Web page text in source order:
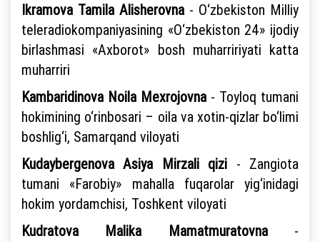
Ikramova Tamila Alisherovna- O‘zbekiston Milliy
teleradiokompaniyasining «O‘zbekiston 24» ijodiy
birlashmasi «Axborot» bosh muharririyati katta
muharriri
Kambaridinova Noila Mexrojovna- Toyloq tumani
hokimining o‘rinbosari – oila va xotin-qizlar bo‘limi
boshlig‘i, Samarqand viloyati
Kudaybergenova Asiya Mirzali qizi - Zangiota
tumani «Farobiy» mahalla fuqarolar yig‘inidagi
hokim yordamchisi, Toshkent viloyati
Kudratova Malika Mamatmuratovna-